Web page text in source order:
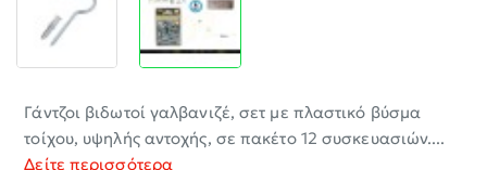
Γάντζοι βιδωτοί γαλβανιζέ, σετ με πλαστικό βύσμα
τοίχου, υψηλής αντοχής, σε πακέτο 12 συσκευασιών....
Δείτε περισσότερα